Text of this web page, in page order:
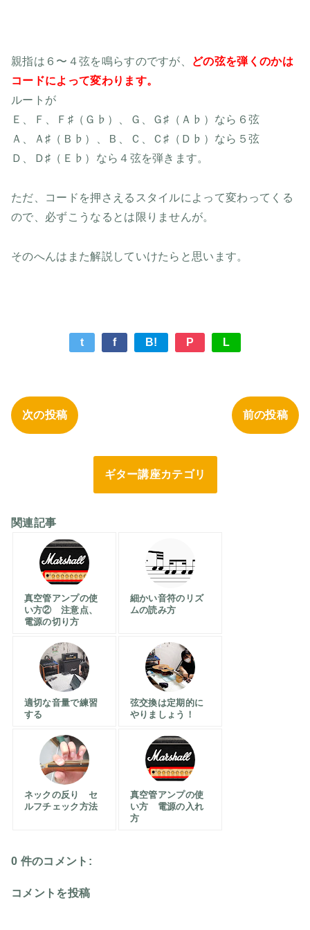
親指は６〜４弦を鳴らすのですが、
どの弦を弾くのかは
コードによって変わります。
ルートが
Ｅ、Ｆ、Ｆ♯（Ｇ♭）、Ｇ、Ｇ♯（Ａ♭）なら６弦
Ａ、Ａ♯（Ｂ♭）、Ｂ、Ｃ、Ｃ♯（Ｄ♭）なら５弦
Ｄ、Ｄ♯（Ｅ♭）なら４弦を弾きます。
ただ、コードを押さえるスタイルによって変わってくる
ので、必ずこうなるとは限りませんが。
そのへんはまた解説していけたらと思います。
t f B! P L
次の投稿 前の投稿
ギター講座カテゴリ
関連記事
真空管アンプの使
い方② 注意点、
電源の切り方
細かい音符のリズ
ムの読み方
適切な音量で練習
する
弦交換は定期的に
やりましょう！
ネックの反り セ
ルフチェック方法
真空管アンプの使
い方 電源の入れ
方
0 件のコメント:
コメントを投稿